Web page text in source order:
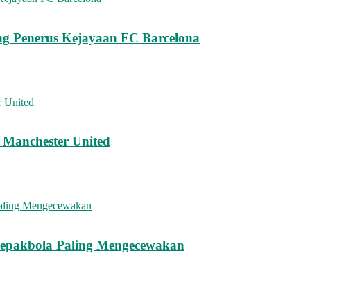
Penerus Kejayaan FC Barcelona
United
Paling Mengecewakan